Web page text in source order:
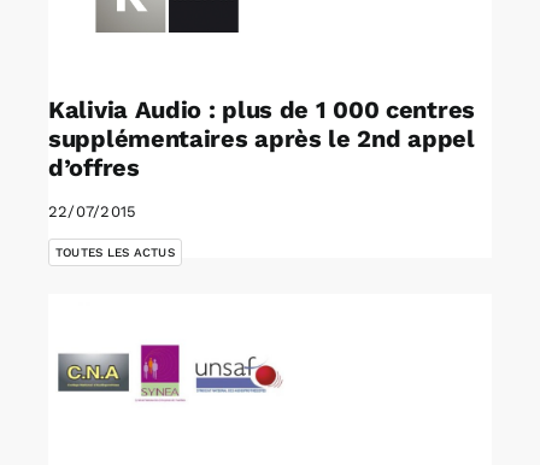
Kalivia Audio : plus de 1 000 centres
supplémentaires après le 2nd appel
d’offres
22/07/2015
TOUTES LES ACTUS